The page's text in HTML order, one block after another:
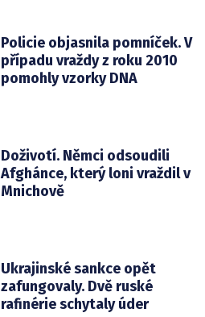
Policie objasnila pomníček. V
případu vraždy z roku 2010
pomohly vzorky DNA
Doživotí. Němci odsoudili
Afghánce, který loni vraždil v
Mnichově
Ukrajinské sankce opět
zafungovaly. Dvě ruské
rafinérie schytaly úder